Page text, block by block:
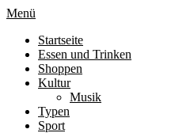
Menü
Startseite
Essen und Trinken
Shoppen
Kultur
Musik
Typen
Sport